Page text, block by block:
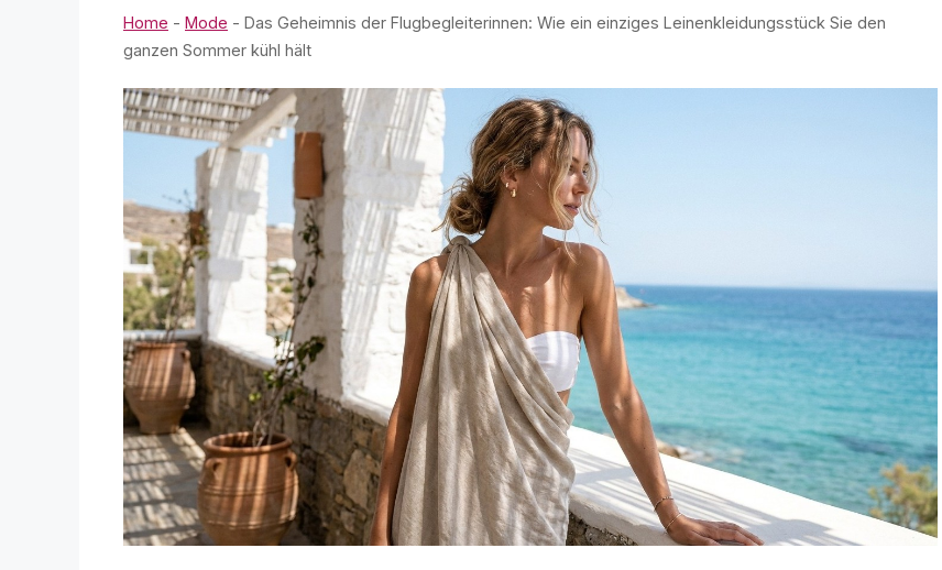
Home - Mode - Das Geheimnis der Flugbegleiterinnen: Wie ein einziges Leinenkleidungsstück Sie den
ganzen Sommer kühl hält